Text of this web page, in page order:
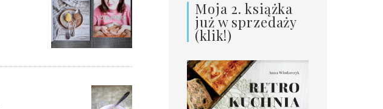
Moja 2. książka
już w sprzedaży
(klik!)